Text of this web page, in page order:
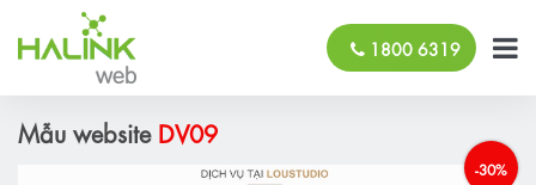
1800 6319
Mẫu website DV09
-30%